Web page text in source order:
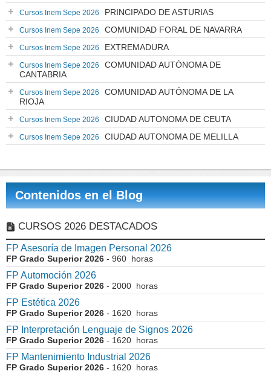
Cursos Inem Sepe 2026 PRINCIPADO DE ASTURIAS
Cursos Inem Sepe 2026 COMUNIDAD FORAL DE NAVARRA
Cursos Inem Sepe 2026 EXTREMADURA
Cursos Inem Sepe 2026
COMUNIDAD AUTÓNOMA DE
CANTABRIA
Cursos Inem Sepe 2026
COMUNIDAD AUTÓNOMA DE LA
RIOJA
Cursos Inem Sepe 2026 CIUDAD AUTONOMA DE CEUTA
Cursos Inem Sepe 2026 CIUDAD AUTONOMA DE MELILLA
Contenidos en el Blog
CURSOS 2026 DESTACADOS
FP Asesoría de Imagen Personal 2026
FP Grado Superior 2026 - 960 horas
FP Automoción 2026
FP Grado Superior 2026 - 2000 horas
FP Estética 2026
FP Grado Superior 2026 - 1620 horas
FP Interpretación Lenguaje de Signos 2026
FP Grado Superior 2026 - 1620 horas
FP Mantenimiento Industrial 2026
FP Grado Superior 2026 - 1620 horas